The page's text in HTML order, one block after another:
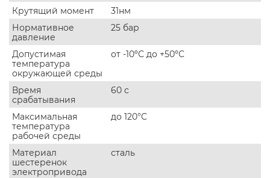
Крутящий момент
31нм
Нормативное
давление
25 бар
Допустимая
температура
окружающей среды
от -10ºС до +50ºС
Время
срабатывания
60 с
Максимальная
температура
рабочей среды
до 120°C
Материал
шестеренок
электропривода
сталь